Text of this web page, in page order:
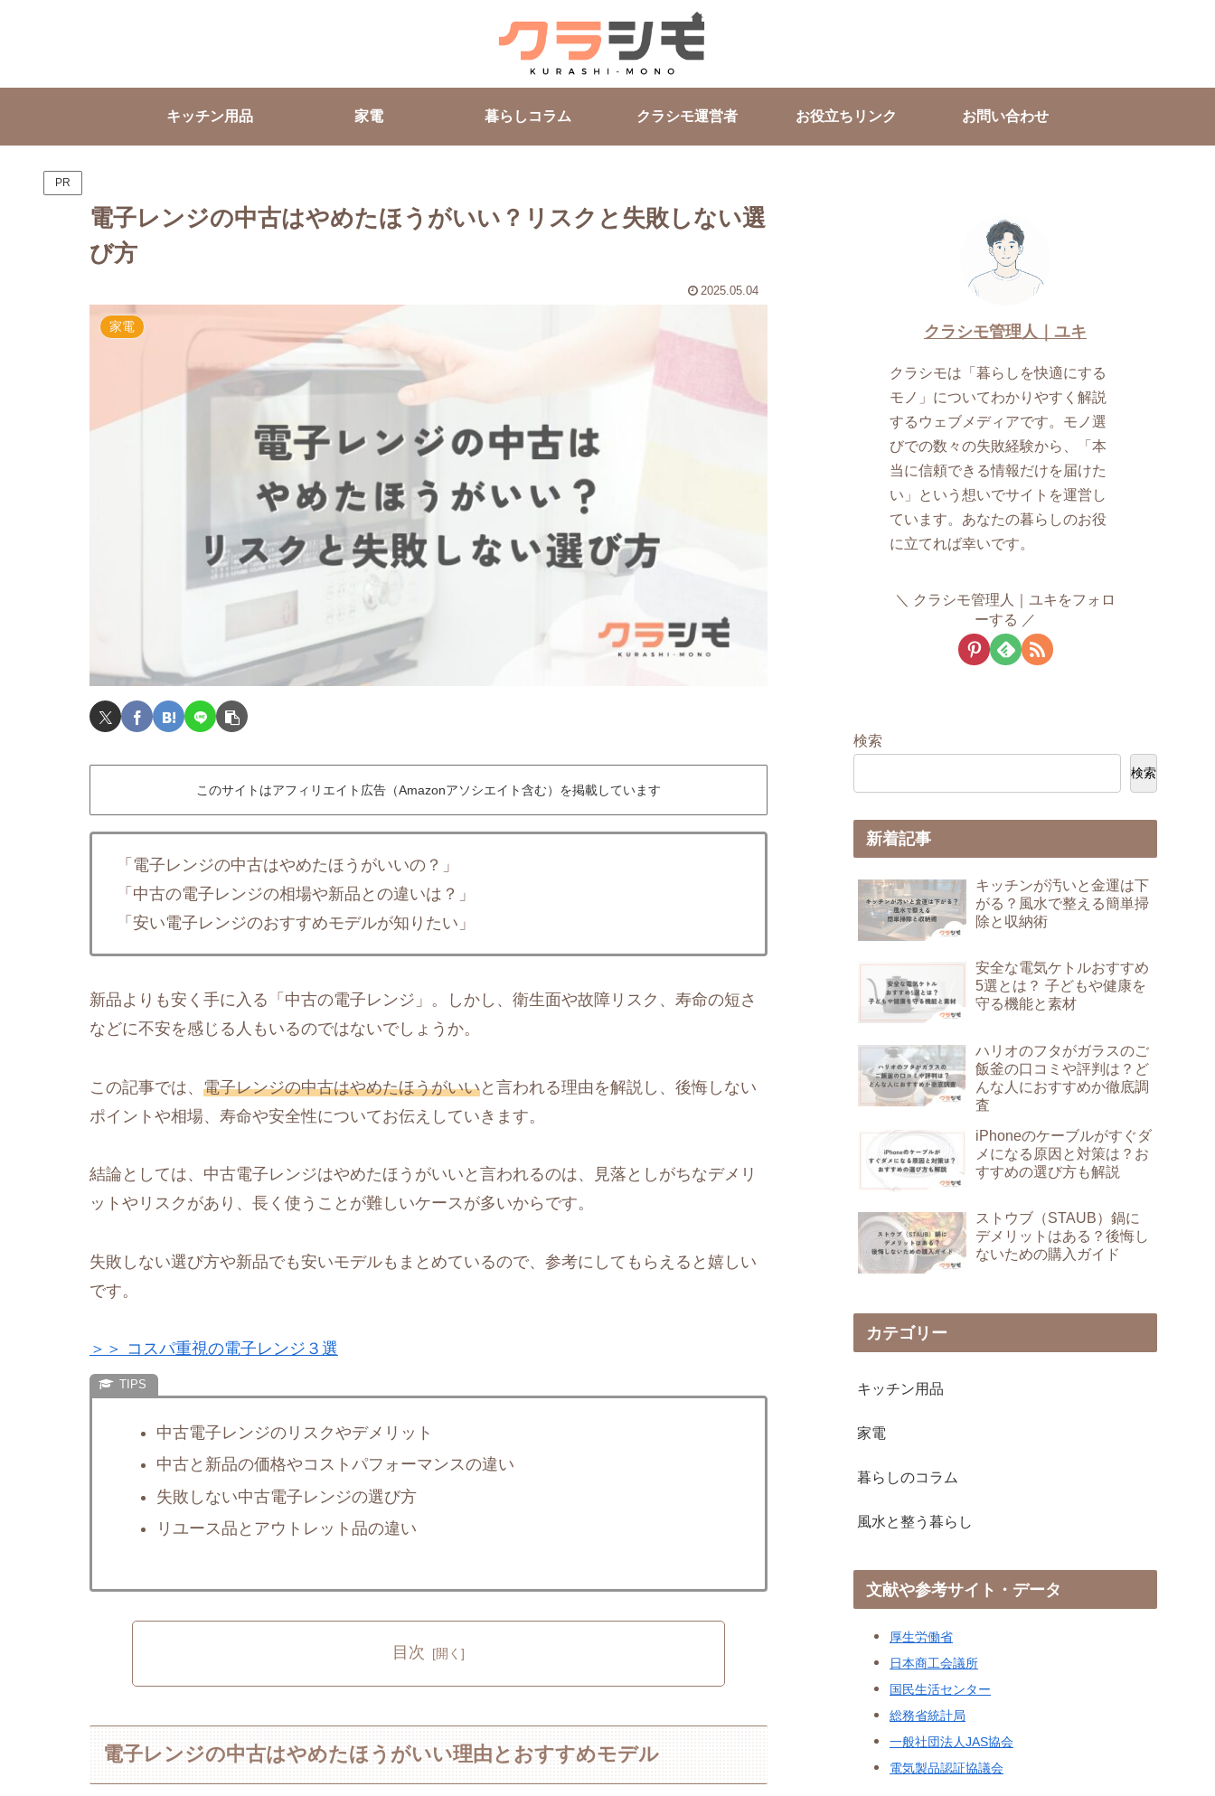
キッチン用品 家電 暮らしコラム クラシモ運営者 お役立ちリンク お問い合わせ
PR
電子レンジの中古はやめたほうがいい？リスクと失敗しない選
び方
2025.05.04
家電
このサイトはアフィリエイト広告（Amazonアソシエイト含む）を掲載しています
「電子レンジの中古はやめたほうがいいの？」
「中古の電子レンジの相場や新品との違いは？」
「安い電子レンジのおすすめモデルが知りたい」
新品よりも安く手に入る「中古の電子レンジ」。しかし、衛生面や故障リスク、寿命の短さ
などに不安を感じる人もいるのではないでしょうか。
この記事では、 電子レンジの中古はやめたほうがいいと言われる理由を解説し、後悔しない
ポイントや相場、寿命や安全性についてお伝えしていきます。
結論としては、中古電子レンジはやめたほうがいいと言われるのは、見落としがちなデメリ
ットやリスクがあり、長く使うことが難しいケースが多いからです。
失敗しない選び方や新品でも安いモデルもまとめているので、参考にしてもらえると嬉しい
です。
＞＞ コスパ重視の電子レンジ３選
中古電子レンジのリスクやデメリット
中古と新品の価格やコストパフォーマンスの違い
失敗しない中古電子レンジの選び方
リユース品とアウトレット品の違い
目次
電子レンジの中古はやめたほうがいい理由とおすすめモデル
クラシモ管理人｜ユキ
クラシモは「暮らしを快適にする
モノ」についてわかりやすく解説
するウェブメディアです。モノ選
びでの数々の失敗経験から、「本
当に信頼できる情報だけを届けた
い」という想いでサイトを運営し
ています。あなたの暮らしのお役
に立てれば幸いです。
クラシモ管理人｜ユキをフォロ
ーする
検索
検索
新着記事
キッチンが汚いと金運は下
がる？風水で整える簡単掃
除と収納術
安全な電気ケトルおすすめ
5選とは？ 子どもや健康を
守る機能と素材
ハリオのフタがガラスのご
飯釜の口コミや評判は？ど
んな人におすすめか徹底調
査
iPhoneのケーブルがすぐダ
メになる原因と対策は？お
すすめの選び方も解説
ストウブ（STAUB）鍋に
デメリットはある？後悔し
ないための購入ガイド
カテゴリー
キッチン用品
家電
暮らしのコラム
風水と整う暮らし
文献や参考サイト・データ
厚生労働省
日本商工会議所
国民生活センター
総務省統計局
一般社団法人JAS協会
電気製品認証協議会